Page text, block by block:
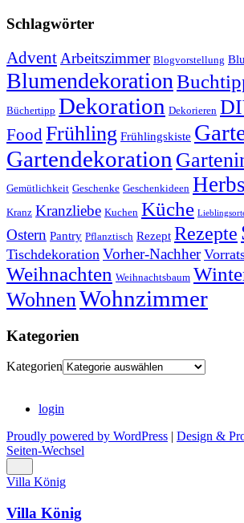
Schlagwörter
Advent Arbeitszimmer Blogvorstellung
Blumendekoration
Büchertipp Dekoration Dekorieren
FoodFrühling Frühlingskiste
Gartendekoration
Gemütlichkeit Geschenke Geschenkideen
Kranz Kranzliebe Kuchen Küche
Ostern Pantry Pflanztisch Rezept Rezepte
Tischdekoration Vorher-Nachher
Weihnachten Weihnachtsbaum
WohnenWohnzimmer
Kategorien
Kategorien
login
Proudly powered by WordPress
Design &
Seiten-Wechsel
Villa König
Villa König